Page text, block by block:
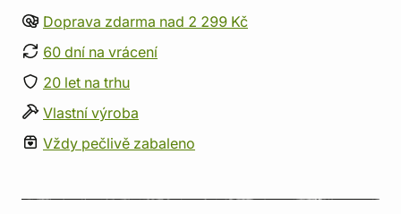
Doprava zdarma nad 2 299 Kč
60 dní na vrácení
20 let na trhu
Vlastní výroba
Vždy pečlivě zabaleno